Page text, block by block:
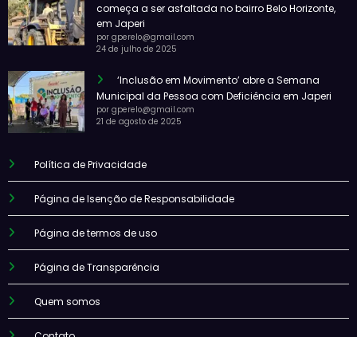
começa a ser asfaltada no bairro Belo Horizonte,
em Japeri
por gperelo@gmail.com
24 de julho de 2025
‘Inclusão em Movimento’ abre a Semana
Municipal da Pessoa com Deficiência em Japeri
por gperelo@gmail.com
21 de agosto de 2025
Política de Privacidade
Página de Isenção de Responsabilidade
Página de termos de uso
Página de Transparência
Quem somos